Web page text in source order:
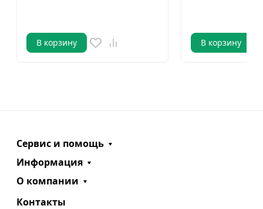
В корзину В корзину
Сервис и помощь
Информация
О компании
Контакты